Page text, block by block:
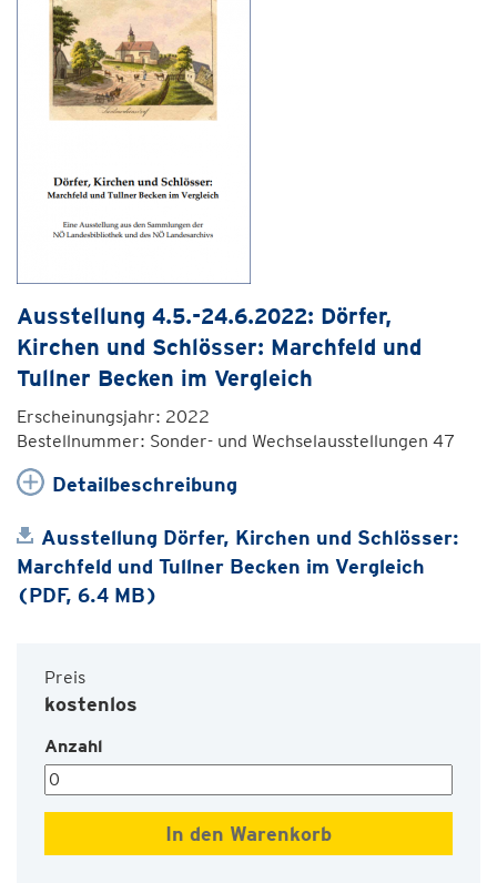
Ausstellung 4.5.-24.6.2022: Dörfer,
Kirchen und Schlösser: Marchfeld und
Tullner Becken im Vergleich
Erscheinungsjahr: 2022
Bestellnummer: Sonder- und Wechselausstellungen 47
Detailbeschreibung
Ausstellung Dörfer, Kirchen und Schlösser:
Marchfeld und Tullner Becken im Vergleich
(PDF, 6.4 MB)
Preis
kostenlos
Anzahl